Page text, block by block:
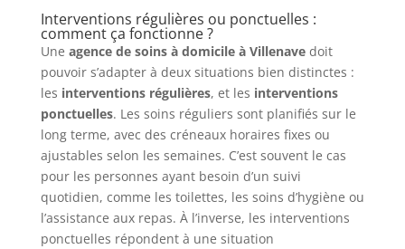
Interventions régulières ou ponctuelles :
comment ça fonctionne ?
Une agence de soins à domicile à Villenavedoit
pouvoir s’adapter à deux situations bien distinctes :
les interventions régulières, et les interventions
ponctuelles. Les soins réguliers sont planifiés sur le
long terme, avec des créneaux horaires fixes ou
ajustables selon les semaines. C’est souvent le cas
pour les personnes ayant besoin d’un suivi
quotidien, comme les toilettes, les soins d’hygiène ou
l’assistance aux repas. À l’inverse, les interventions
ponctuelles répondent à une situation